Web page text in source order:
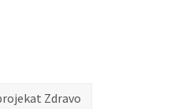
Zdravo